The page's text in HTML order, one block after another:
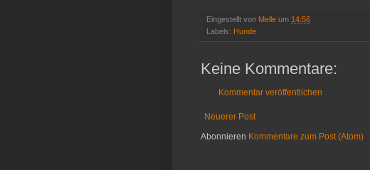
Eingestellt von Melle um 14:56
Labels: Hunde
Keine Kommentare:
Kommentar veröffentlichen
Neuerer Post
Abonnieren Kommentare zum Post (Atom)